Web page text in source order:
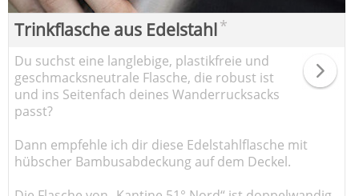
Trinkflasche aus Edelstahl*
Du suchst eine langlebige, plastikfreie und
geschmacksneutrale Flasche, die robust ist
und ins Seitenfach deines Wanderrucksacks
passt?
Dann empfehle ich dir diese Edelstahlflasche mit
hübscher Bambusabdeckung auf dem Deckel.